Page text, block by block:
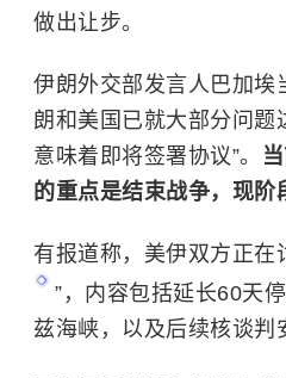
做出让步。
伊朗外交部发言人巴加埃
朗和美国已就大部分问题
意味着即将签署协议”。
的重点是结束战争，现阶
有报道称，美伊双方正在
”，内容包括延长60天
兹海峡，以及后续核谈判